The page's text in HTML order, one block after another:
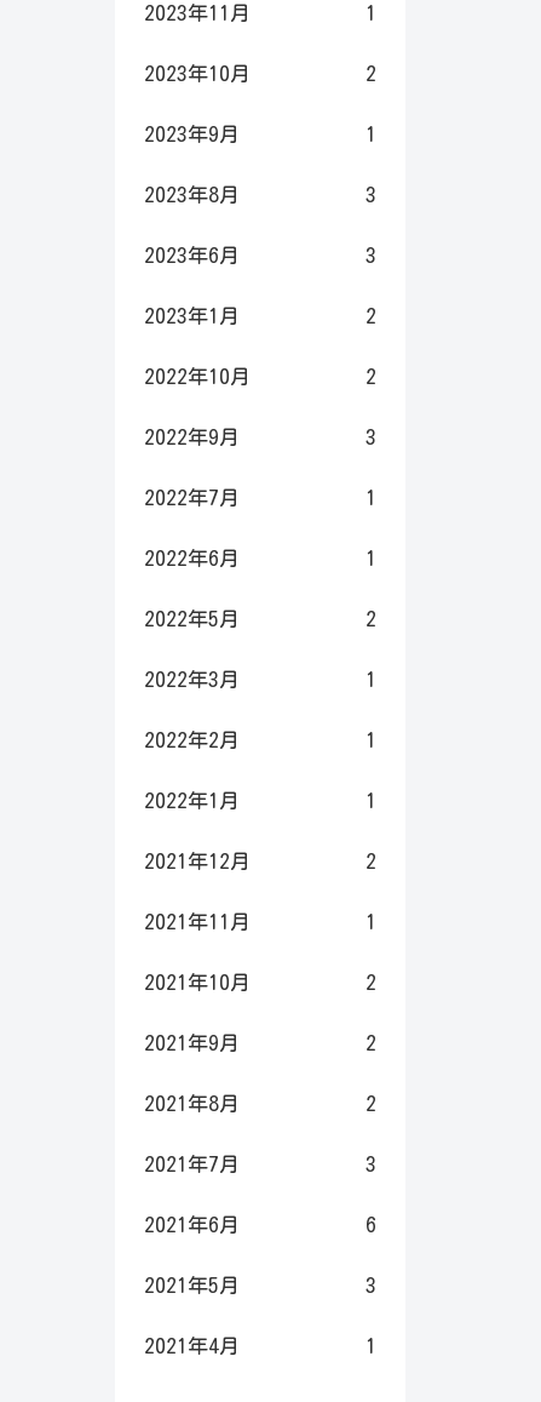
2023年11月 1
2023年10月 2
2023年9月 1
2023年8月 3
2023年6月 3
2023年1月 2
2022年10月 2
2022年9月 3
2022年7月 1
2022年6月 1
2022年5月 2
2022年3月 1
2022年2月 1
2022年1月 1
2021年12月 2
2021年11月 1
2021年10月 2
2021年9月 2
2021年8月 2
2021年7月 3
2021年6月 6
2021年5月 3
2021年4月 1